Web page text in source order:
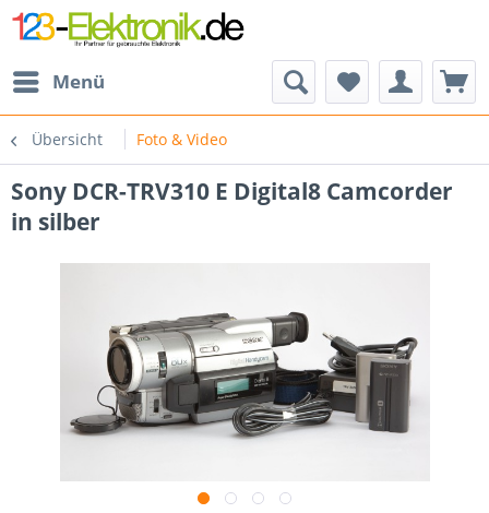
Menü
Übersicht Foto & Video
Sony DCR-TRV310 E Digital8 Camcorder
in silber